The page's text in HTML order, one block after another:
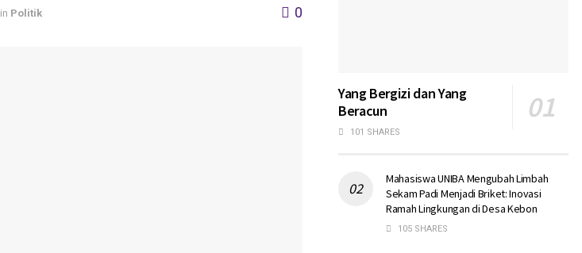
in Politik 0
Yang Bergizi dan Yang
Beracun
101 SHARES
Mahasiswa UNIBA Mengubah Limbah
Sekam Padi Menjadi Briket: Inovasi
Ramah Lingkungan di Desa Kebon
105 SHARES